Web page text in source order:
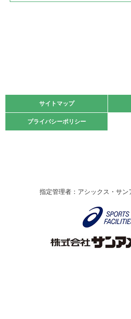
2022.05.22
緑ケ丘体育館
2021.10.23
卓球選手権大会ラージボールの部開
伊丹市総合体育大会 バレーボール
なわとびイベントを開催しました！
サイトマップ
プライバシーポリシー
サイトマップ
プライバシーポリシー
指定管理者：アシックス・サン